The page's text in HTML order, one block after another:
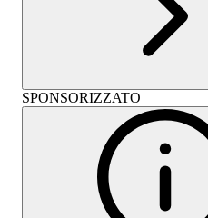
SPONSORIZZATO